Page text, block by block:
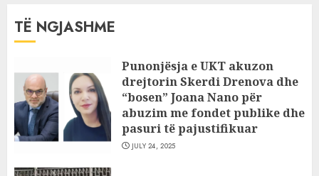
TË NGJASHME
Punonjësja e UKT akuzon
drejtorin Skerdi Drenova dhe
“bosen” Joana Nano për
abuzim me fondet publike dhe
pasuri të pajustifikuar
JULY 24, 2025